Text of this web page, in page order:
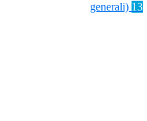
generali) 13